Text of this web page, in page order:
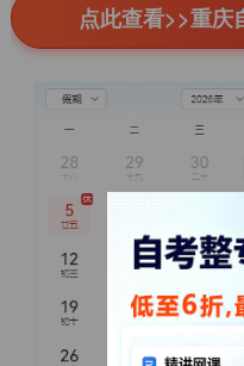
点此查看>>重庆